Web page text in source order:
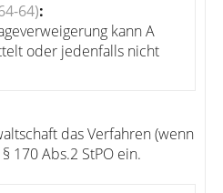
64):
kann A
oder jedenfalls nicht
das Verfahren (wenn
170 Abs.2 StPO ein.